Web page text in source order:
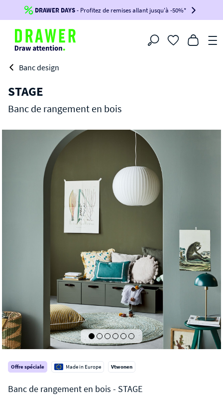
Jusqu'à-100€*sur votre commande !
BIKINI100
-voir conditions en bas de page-
DRAWER DAYS- Profitez de remises allant jusqu'à -50%*
Filtrer
Banc design
STAGE
Banc de rangement en bois
Offre spéciale Made in Europe Vtwonen